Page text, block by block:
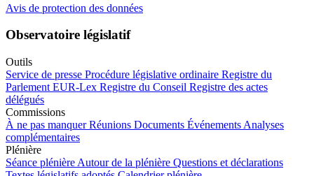
Avis de protection des données
Observatoire législatif
Outils
Service de presse Procédure législative ordinaire Registre du
Parlement EUR-Lex Registre du Conseil Registre des actes
délégués
Commissions
À ne pas manquer Réunions Documents Événements Analyses
complémentaires
Plénière
Séance plénière Autour de la plénière Questions et déclarations